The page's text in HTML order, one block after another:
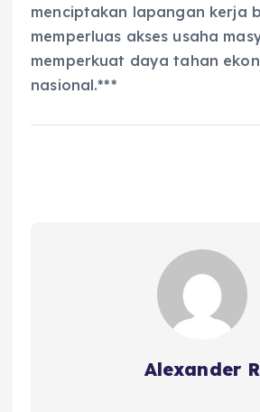
menciptakan lapangan kerja
memperluas akses usaha
memperkuat daya tahan
nasional.***
Alexander R